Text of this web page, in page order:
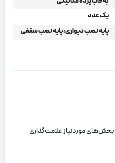
یک عدد
پایه نصب دیواری، پایه نصب سقفی
بخش‌های موردنیاز علامت‌گذاری